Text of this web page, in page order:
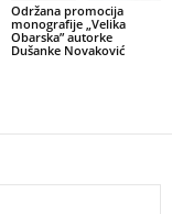
Održana promocija
monografije „Velika
Obarska” autorke
Dušanke Novaković